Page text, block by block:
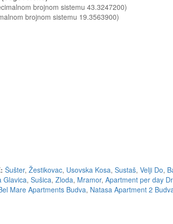
brojnom sistemu 43.3247200)
brojnom sistemu 19.3563900)
Šušter, Žestikovac, Usovska Kosa, Sustaš, Velji Do,
Glavica, Sušica, Zloda, Mramor, Apartment per day
Mare Apartments Budva, Natasa Apartment 2